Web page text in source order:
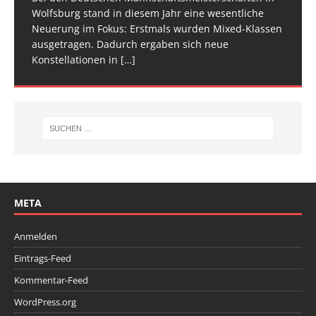
Wolfsburg stand in diesem Jahr eine wesentliche
Neuerung im Fokus: Erstmals wurden Mixed-Klassen
ausgetragen. Dadurch ergaben sich neue
Konstellationen in […]
[…]
[…]
Spitze im Trampolinturnen in Biberach an der Riß
(Baden-Württemberg) zu einem hochkarätigen
Wettkampfwochenende: Am Samstag standen die
Deutschen[…]
META
Anmelden
Eintrags-Feed
Kommentar-Feed
WordPress.org